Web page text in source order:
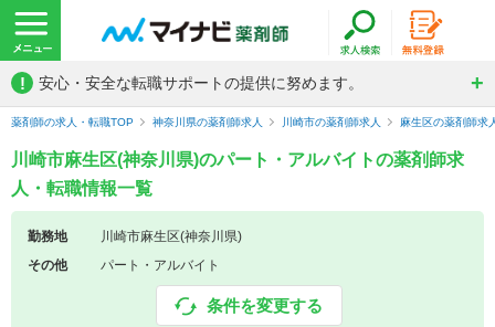
! 安心・安全な転職サポートの提供に努めます。
薬剤師の求人・転職TOP 神奈川県の薬剤師求人 川崎市の薬剤師求人 麻生区の薬剤師求
川崎市麻生区(神奈川県)のパート・アルバイトの薬剤師求
人・転職情報一覧
勤務地
川崎市麻生区(神奈川県)
その他
パート・アルバイト
条件を変更する